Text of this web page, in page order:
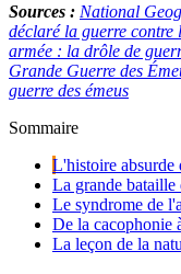
Sources : National
déclaré la guerre contre
armée : la drôle de
Grande Guerre des
guerre des émeus
Sommaire
L'histoire absurde
La grande bataille
Le syndrome de
De la cacophonie
La leçon de la